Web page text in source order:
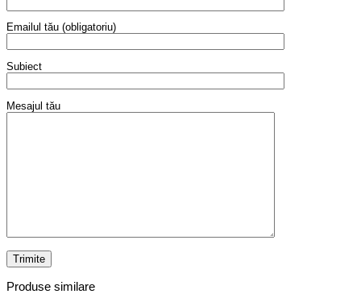
Emailul tău (obligatoriu)
Subiect
Mesajul tău
Produse similare